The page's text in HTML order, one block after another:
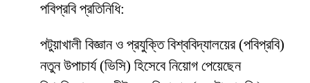
পবিপ্রবি প্রতিনিধি:
পটুয়াখালী বিজ্ঞান ও প্রযুক্তি বিশ্ববিদ্যালয়ের (পবিপ্রবি)
নতুন উপাচার্য (ভিসি) হিসেবে নিয়োগ পেয়েছেন